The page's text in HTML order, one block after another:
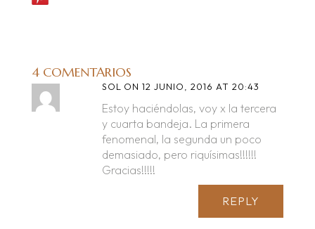
4 COMENTARIOS
SOL ON 12 JUNIO, 2016 AT 20:43
Estoy haciéndolas, voy x la tercera
y cuarta bandeja. La primera
fenomenal, la segunda un poco
demasiado, pero riquísimas!!!!!!
Gracias!!!!!
REPLY